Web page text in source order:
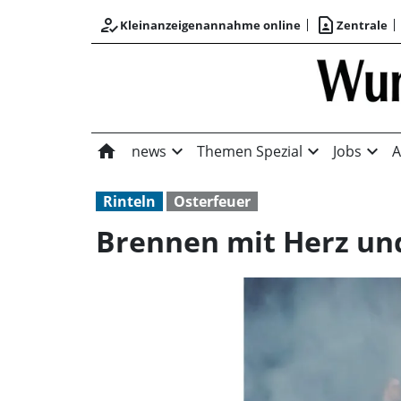
how_to_regKleinanzeigenannahme online contact_page Zentrale
home news expand_more Themen Spezial expand_more Jobs expand_more
Rinteln Osterfeuer
Brennen mit Herz